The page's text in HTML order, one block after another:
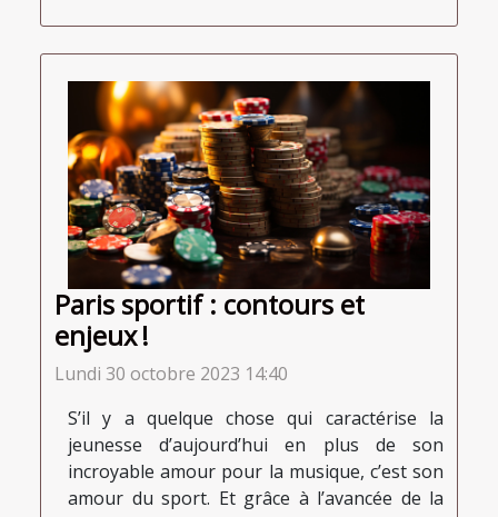
Paris sportif : contours et
enjeux !
Lundi 30 octobre 2023 14:40
S’il y a quelque chose qui caractérise la
jeunesse d’aujourd’hui en plus de son
incroyable amour pour la musique, c’est son
amour du sport. Et grâce à l’avancée de la